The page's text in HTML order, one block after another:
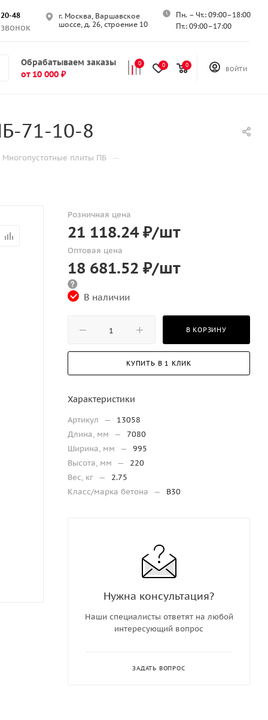
48
звонок
г. Москва, Варшавское
шоссе, д. 26, строение 10
Пн. – Чт.: 09:00–18:00
Пт.: 09:00–17:00
Обрабатываем заказы
от 10 000 ₽
0 0 0
ВОЙТИ
71-10-8
Многопустотные плиты ПБ —
Розничная цена
21 118.24₽/шт
Оптовая цена
18 681.52 ₽/шт
В наличии
В КОРЗИНУ
КУПИТЬ В 1 КЛИК
Характеристики
Артикул —
13058
Длина, мм
—
7080
Ширина, мм
—
995
Высота, мм
—
220
Вес, кг —
2.75
Класс/марка бетона
— В30
Нужна консультация?
Наши специалисты ответят на любой
интересующий вопрос
ЗАДАТЬ ВОПРОС